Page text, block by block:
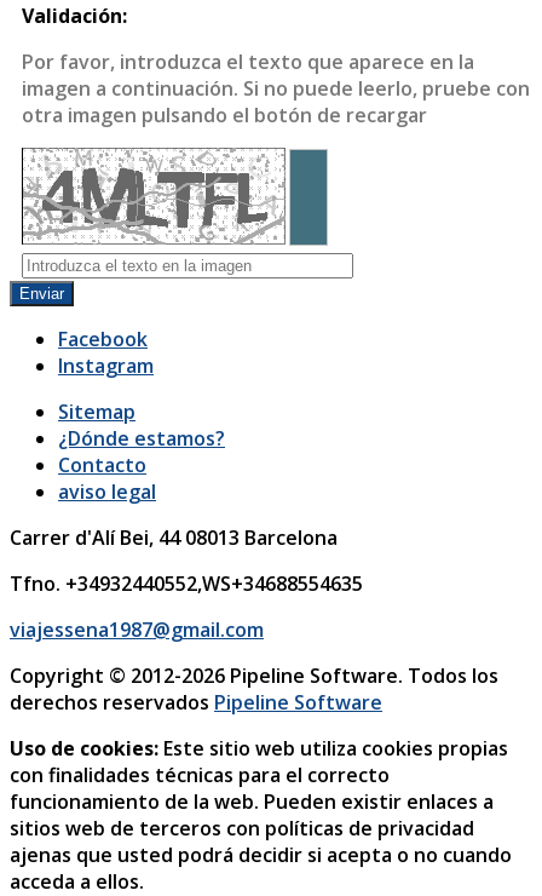
Validación:
Por favor, introduzca el texto que aparece en la
imagen a continuación. Si no puede leerlo, pruebe con
otra imagen pulsando el botón de recargar
Enviar
Facebook
Instagram
Sitemap
¿Dónde estamos?
Contacto
aviso legal
Carrer d'Alí Bei, 44 08013 Barcelona
Tfno. +34932440552,WS+34688554635
viajessena1987@gmail.com
Copyright © 2012-2026 Pipeline Software. Todos los
derechos reservados Pipeline Software
Uso de cookies: Este sitio web utiliza cookies propias
con finalidades técnicas para el correcto
funcionamiento de la web. Pueden existir enlaces a
sitios web de terceros con políticas de privacidad
ajenas que usted podrá decidir si acepta o no cuando
acceda a ellos.